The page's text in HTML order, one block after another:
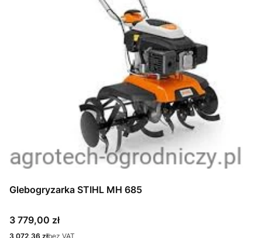
Glebogryzarka STIHL MH 685
Cena
3 779,00 zł
Cena
3 072,36 złbez VAT